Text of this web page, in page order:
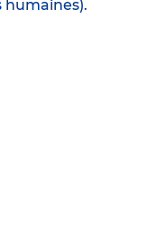
humaines).